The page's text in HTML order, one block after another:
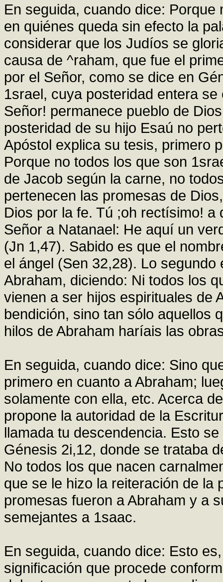
En seguida, cuando dice:
en quiénes queda sin efecto la
considerar que los Judíos se
causa de ^raham, que fue el
por el Señor, como se dice en
1srael, cuya posteridad entera
Señor! permanece pueblo de
posteridad de su hijo Esaú no
Apóstol explica su tesis, primero
Porque no todos los que son
de Jacob según la carne, no
pertenecen las promesas de
Dios por la fe. Tú ;oh rectísimo!
Señor a Natanael: He aquí un
(Jn 1,47). Sabido es que el
el ángel (Sen 32,28). Lo
Abraham, diciendo: Ni todos los
vienen a ser hijos espirituales de
bendición, sino tan sólo aquellos
hilos de Abraham haríais las
En seguida, cuando dice: Sino
primero en cuanto a Abraham;
solamente con ella, etc. Acerca
propone la autoridad de la
llamada tu descendencia. Esto
Génesis 2i,12, donde se trataba
No todos los que nacen
que se le hizo la reiteración de la
promesas fueron a Abraham y a
semejantes a 1saac.
En seguida, cuando dice: Esto
significación que procede